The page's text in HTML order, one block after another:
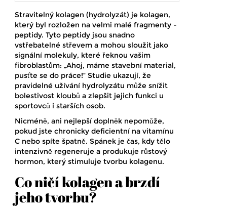
Stravitelný kolagen (hydrolyzát) je kolagen,
který byl rozložen na velmi malé fragmenty -
peptidy. Tyto peptidy jsou snadno
vstřebatelné střevem a mohou sloužit jako
signální molekuly, které řeknou vašim
fibroblastům: „Ahoj, máme stavební material,
pusťte se do práce!“ Studie ukazují, že
pravidelné užívání hydrolyzátu může snížit
bolestivost kloubů a zlepšit jejich funkci u
sportovců i starších osob.
Nicméně, ani nejlepší doplněk nepomůže,
pokud jste chronicky deficientní na vitamínu
C nebo spíte špatně. Spánek je čas, kdy tělo
intenzivně regeneruje a produkuje růstový
hormon, který stimuluje tvorbu kolagenu.
Co ničí kolagen a brzdí
jeho tvorbu?